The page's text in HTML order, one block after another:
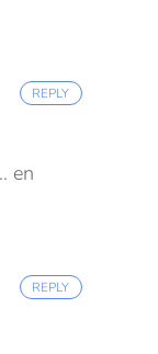
en
REPLY
REPLY